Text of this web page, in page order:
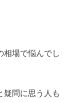
場で悩んでし
疑問に思う人も